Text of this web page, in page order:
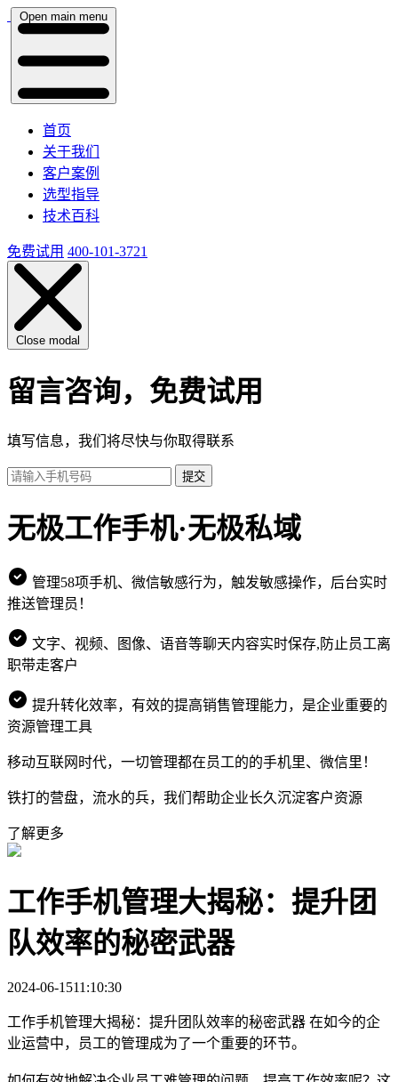
Open main menu
首页
关于我们
客户案例
选型指导
技术百科
免费试用 400-101-3721
Close modal
留言咨询，免费试用
填写信息，我们将尽快与你取得联系
提交
无极工作手机·无极私域
管理58项手机、微信敏感行为，触发敏感操作，后台实时
推送管理员！
文字、视频、图像、语音等聊天内容实时保存,防止员工离
职带走客户
提升转化效率，有效的提高销售管理能力，是企业重要的
资源管理工具
移动互联网时代，一切管理都在员工的的手机里、微信里！
铁打的营盘，流水的兵，我们帮助企业长久沉淀客户资源
了解更多
工作手机管理大揭秘：提升团
队效率的秘密武器
2024-06-1511:10:30
工作手机管理大揭秘：提升团队效率的秘密武器 在如今的企
业运营中，员工的管理成为了一个重要的环节。